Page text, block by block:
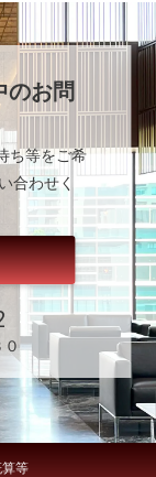
のお問
ち等をご希
合わせく
等